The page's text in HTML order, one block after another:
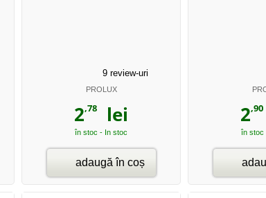
9 review-uri
PROLUX
2,78 lei
în stoc - In stoc
adaugă în coș
2,90
în stoc